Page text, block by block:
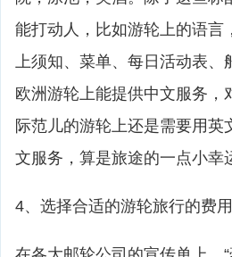
能打动人，比如游轮上的语言
上须知、菜单、每日活动表、
欧洲游轮上能提供中文服务
际范儿的游轮上还是需要用
文服务，算是旅途的一点小幸
4、选择合适的游轮旅行的费用